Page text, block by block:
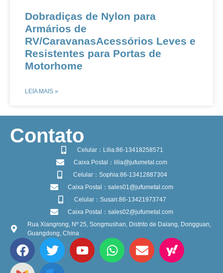
Dobradiças de Nylon para
Armários de
RV/CaravanasAcessórios Leves e
Resistentes para Portas de
Motorhome
LEIA MAIS »
​Contato
Celular：Lilia:86-13418258571
Caixa Postal：lilia@jufumetal.com
Celular：Sophia:86-13412887304
Caixa Postal：sales01@jufumetal.com
Celular：Susan:86-13421973747
Caixa Postal：sales02@jufumetal.com
Rua Xiangrong, Nº 25, Songmushan, Distrito de Dalang, Dongguan,
Guangdong, China